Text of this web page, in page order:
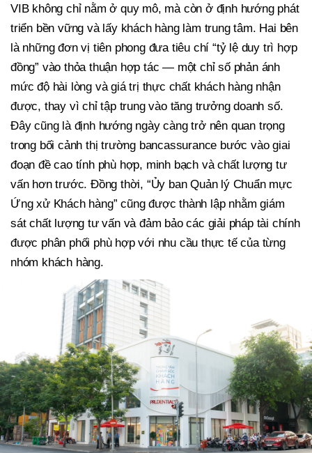
VIB không chỉ nằm ở quy mô, mà còn ở định hướng phát
triển bền vững và lấy khách hàng làm trung tâm. Hai bên
là những đơn vị tiên phong đưa tiêu chí “tỷ lệ duy trì hợp
đồng” vào thỏa thuận hợp tác — một chỉ số phản ánh
mức độ hài lòng và giá trị thực chất khách hàng nhận
được, thay vì chỉ tập trung vào tăng trưởng doanh số.
Đây cũng là định hướng ngày càng trở nên quan trọng
trong bối cảnh thị trường bancassurance bước vào giai
đoạn đề cao tính phù hợp, minh bạch và chất lượng tư
vấn hơn trước. Đồng thời, “Ủy ban Quản lý Chuẩn mực
Ứng xử Khách hàng” cũng được thành lập nhằm giám
sát chất lượng tư vấn và đảm bảo các giải pháp tài chính
được phân phối phù hợp với nhu cầu thực tế của từng
nhóm khách hàng.